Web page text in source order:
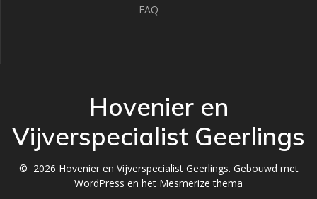
FAQ
Hovenier en
Vijverspecialist Geerlings
© 2026 Hovenier en Vijverspecialist Geerlings. Gebouwd met
WordPress en het Mesmerize thema